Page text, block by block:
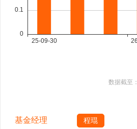
数据截至：
基金经理 程琨